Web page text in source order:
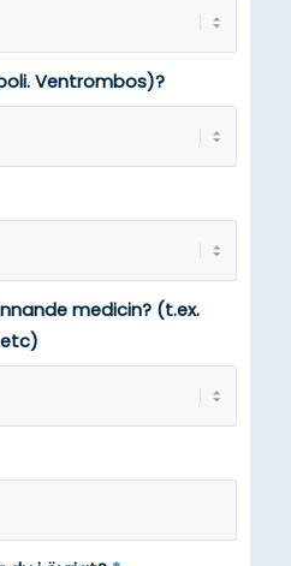
Ventrombos)?
medicin? (t.ex.
etc)